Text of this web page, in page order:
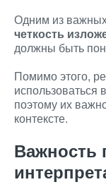
Одним из
четкость
должны быть
Помимо этого,
использоваться
поэтому их
контексте.
Важность